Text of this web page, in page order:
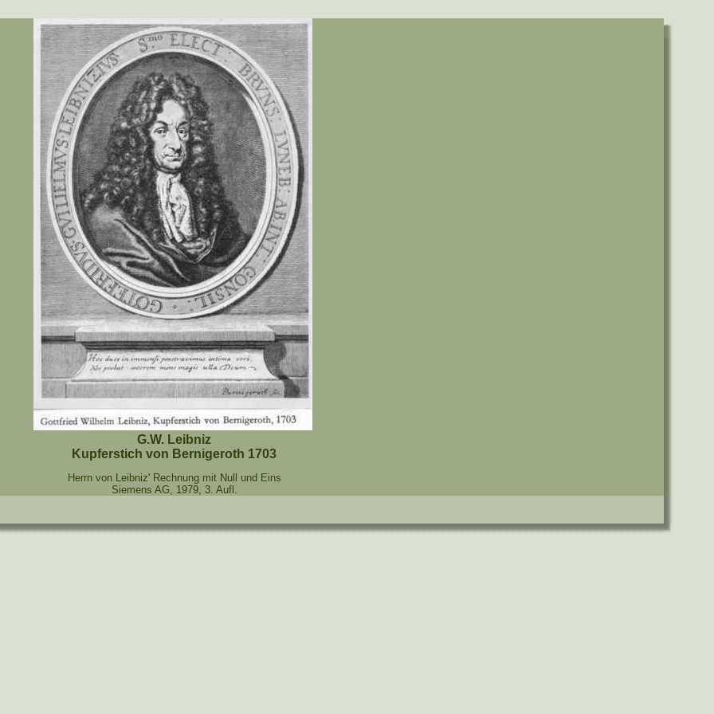
G.W. Leibniz
Kupferstich von Bernigeroth 1703
Herrn von Leibniz' Rechnung mit Null und Eins
Siemens AG, 1979, 3. Aufl.